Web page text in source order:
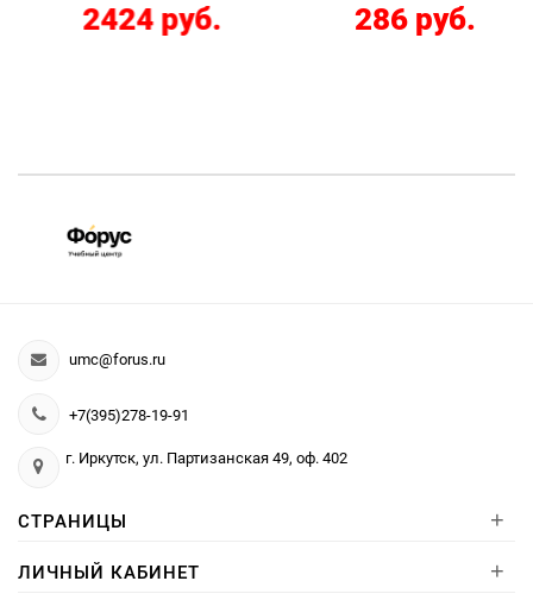
2424 руб. 286 руб.
umc@forus.ru
+7(395)278-19-91
г. Иркутск, ул. Партизанская 49, оф. 402
СТРАНИЦЫ +
ЛИЧНЫЙ КАБИНЕТ +